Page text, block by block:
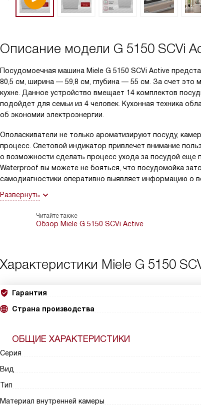
Описание модели G 5150 SCVi
Посудомоечная машина Miele G 5150 SCVi Active
80,5 см, ширина — 59,8 см, глубина — 55 см. За счет
кухне. Данное устройство вмещает 14 комплектов
подойдет для семьи из 4 человек. Кухонная техника
об экономии электроэнергии.
Ополаскиватели не только ароматизируют посуду,
процесс. Световой индикатор привлечет внимание
о возможности сделать процесс ухода за посудой еще
Waterproof вы можете не бояться, что посудомойка
самодиагностики оперативно выявляет информацию о
Развернуть
Читайте также
Обзор Miele G 5150 SCVi Active
Характеристики Miele G 5150
Гарантия
Страна производства
ОБЩИЕ ХАРАКТЕРИСТИКИ
Серия
Вид
Тип
Материал внутренней камеры